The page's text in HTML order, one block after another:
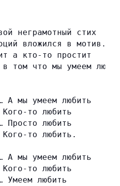
неграмотный стих
вложился в мотив.
а кто-то простит
в том что мы умеем
А мы умеем любить
то любить
Просто любить
то любить.
А мы умеем любить
то любить
Умеем любить